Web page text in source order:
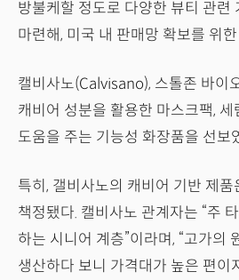
방불케할 정도로 다양한 뷰티 관련
마련해, 미국 내 판매망 확보를 위
캘비사노(Calvisano), 스톨존 바이
캐비어 성분을 활용한 마스크팩, 세
도움을 주는 기능성 화장품을 선보
특히, 갤비사노의 캐비어 기반 제
책정됐다. 캘비사노 관계자는 “주
하는 시니어 계층”이라며, “고가의
생산하다 보니 가격대가 높은 편이